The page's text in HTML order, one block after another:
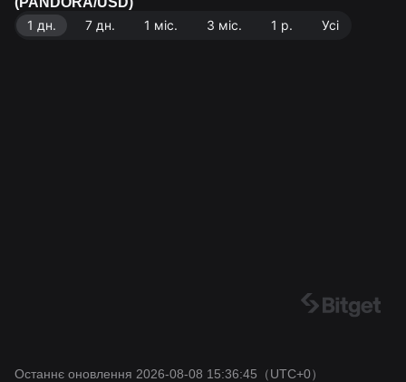
1 дн.
7 дн. 1 міс. 3 міс. 1 р. Усі
Останнє оновлення 2026-08-08 15:36:45 （UTC+0）